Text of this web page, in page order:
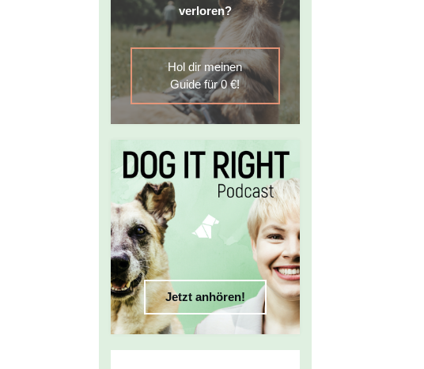
verloren?
Hol dir meinen
Guide für 0 €!
Jetzt anhören!